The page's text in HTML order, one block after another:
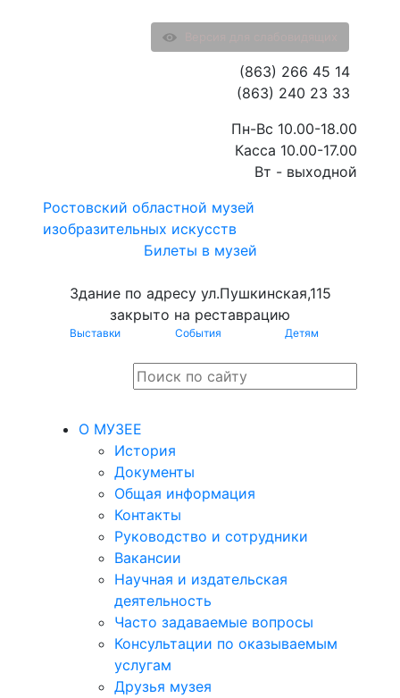
Ростовский областной музей
изобразительных искусств
Билеты в музей
Здание по адресу ул.Пушкинская,115
закрыто на реставрацию
Выставки События Детям
(863) 266 45 14
(863) 240 23 33
Пн-Вс 10.00-18.00
Касса 10.00-17.00
Вт - выходной
О МУЗЕЕ
История
Документы
Общая информация
Контакты
Руководство и сотрудники
Вакансии
Научная и издательская
деятельность
Часто задаваемые вопросы
Консультации по оказываемым
услугам
Друзья музея